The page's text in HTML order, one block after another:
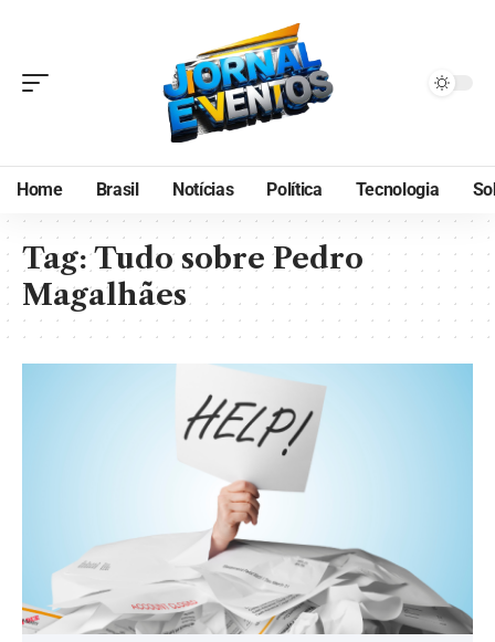
Home Brasil Notícias Política Tecnologia
Tag:Tudo sobre Pedro
Magalhães